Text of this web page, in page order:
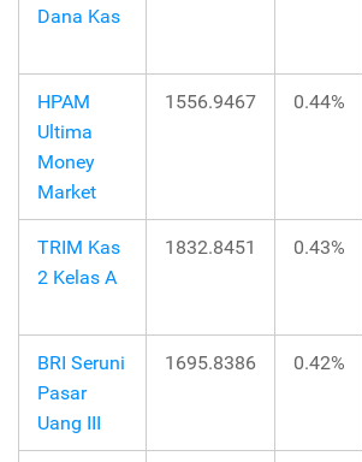
Dana Kas
HPAM
Ultima
Money
Market
1556.9467 0.44%
TRIM Kas
2 Kelas A
1832.8451 0.43%
BRI Seruni
Pasar
Uang III
1695.8386 0.42%